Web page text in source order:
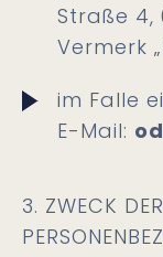
Straße 4,
Vermerk
im Falle
E-Mail:
3. ZWECK